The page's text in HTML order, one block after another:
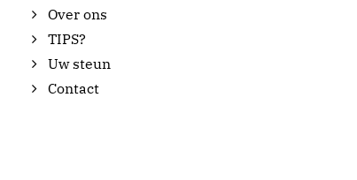
Over ons
TIPS?
Uw steun
Contact